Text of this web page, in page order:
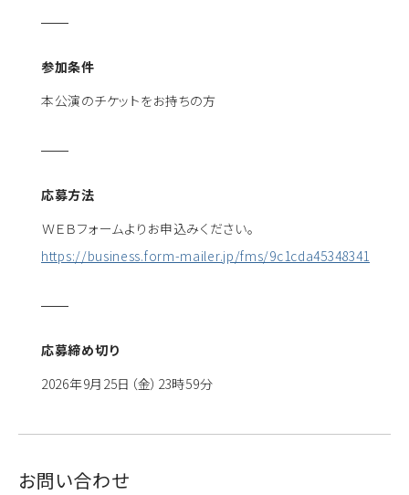
参加条件
本公演のチケットをお持ちの方
応募方法
ＷＥＢフォームよりお申込みください。
https://business.form-mailer.jp/fms/9c1cda45348341
応募締め切り
2026年9月25日（金）23時59分
お問い合わせ